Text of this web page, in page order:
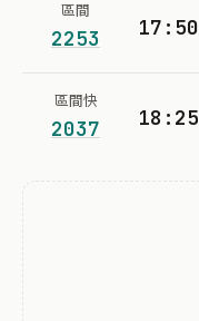
區間
2253 17:50
區間快
2037 18:25